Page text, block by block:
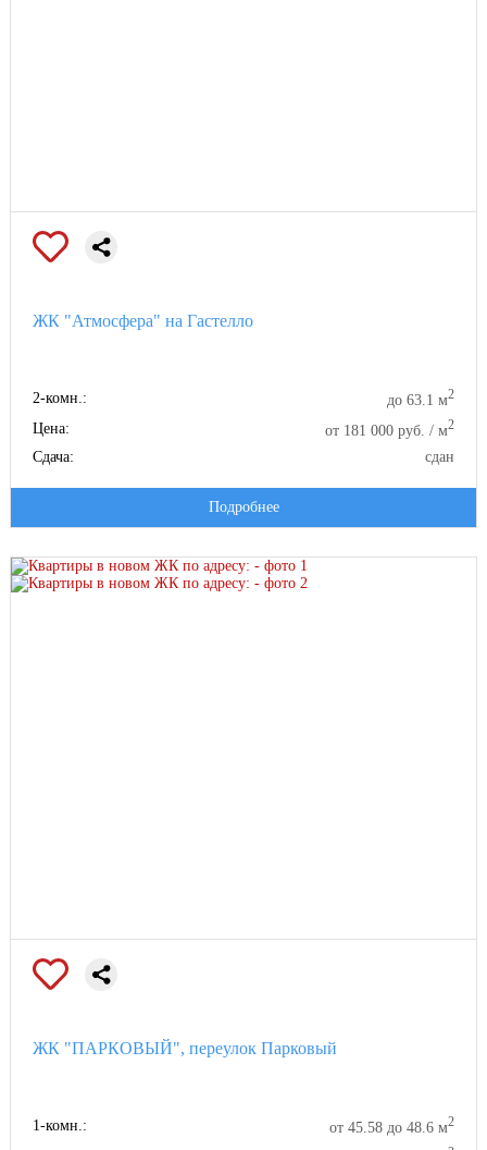
ЖК "Атмосфера" на Гастелло
2-комн.: до 63.1 м2
Цена: от 181 000 руб. / м2
Сдача: сдан
Подробнее
ЖК "ПАРКОВЫЙ", переулок Парковый
1-комн.: от 45.58 до 48.6 м2